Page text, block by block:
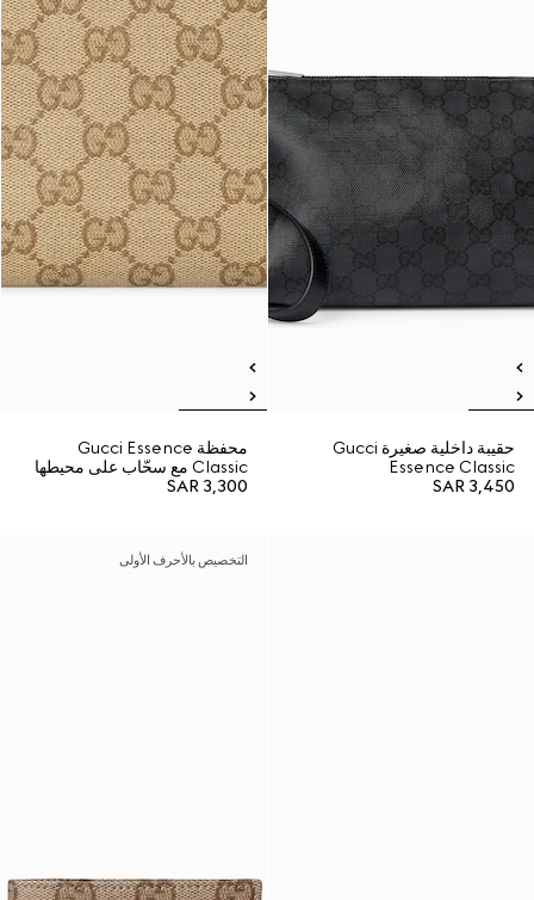
حقيبة داخلية صغيرة Gucci
Essence Classic
SAR 3,450
محفظة Gucci Essence
Classic مع سحّاب على محيطها
SAR 3,300
التخصيص بالأحرف الأولى